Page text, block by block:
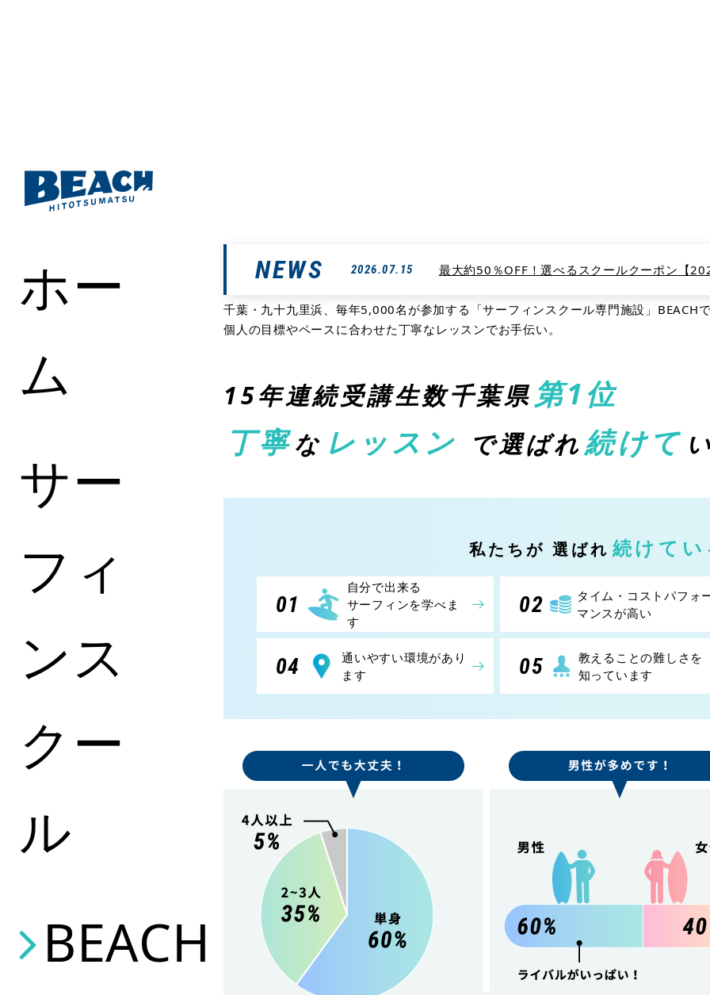
ホー
ム
サー
フィ
ンス
クー
ル
BEACH
NEWS 2026.07.15 最大約50％OFF！選べるスクールクーポン【
千葉・九十九里浜、毎年5,000名が参加する「サーフィンスクール専門施設」BEACH
個人の目標やペースに合わせた丁寧なレッスンでお手伝い。
15年連続受講生数千葉県第1位
丁寧な レッスン で選ばれ続けて
私たちが 選ばれ 続けて
01
自分で出来る
サーフィンを学べま
す
02
タイム・コストパフォ
マンスが高い
04
通いやすい環境があり
ます
05
教えることの難しさを
知っています